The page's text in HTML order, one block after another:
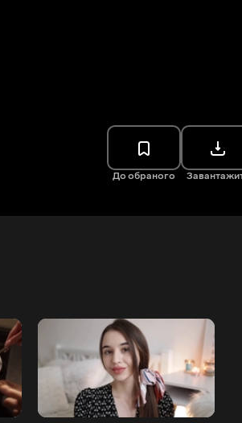
До обраного